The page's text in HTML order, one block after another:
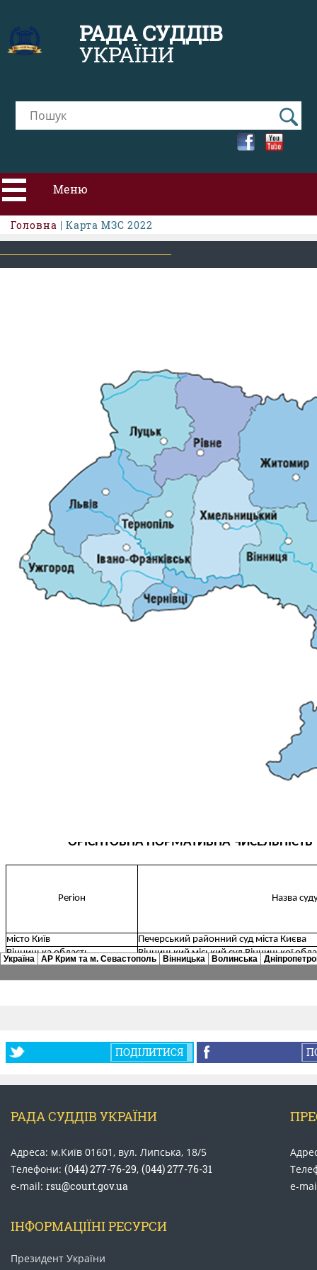
РАДА СУДДІВ
УКРАЇНИ
Меню
ПРО РСУ
КАНДИДАТИ ДО КСУ
РІШЕННЯ РСУ
НОРМАТИВНІ ДОКУМЕНТИ
МІЖНАРОДНІ СТАНДАРТИ
СОЦІОЛОГІЧНІ ОПИТУВАННЯ
СИСТЕМА ОЦІНЮВАННЯ
Головна | Карта МЗС 2022
ПОДІЛИТИСЯ
РАДА СУДДІВ УКРАЇНИ
Адреса: м.Київ 01601, вул. Липська, 18/5
Телефони: (044) 277-76-29, (044) 277-76-31
e-mail: rsu@court.gov.ua
e-
ІНФОРМАЦІЇНІ РЕСУРСИ
Президент України